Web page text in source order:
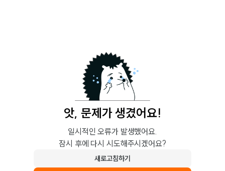
앗, 문제가 생겼어요!
일시적인 오류가 발생했어요.
잠시 후에 다시 시도해주시겠어요?
새로고침하기